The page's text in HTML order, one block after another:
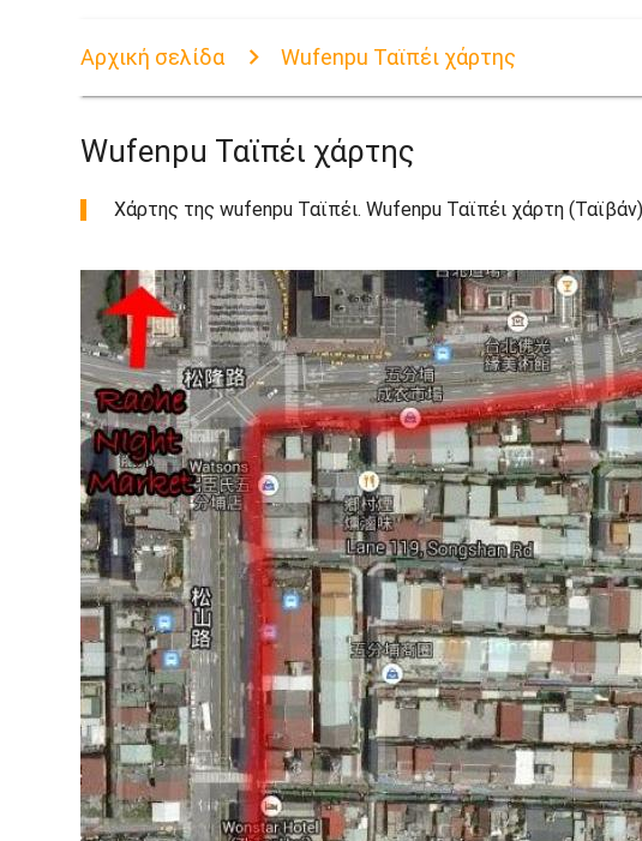
Αρχική σελίδα Wufenpu Ταϊπέι χάρτης
Wufenpu Ταϊπέι χάρτης
Χάρτης της wufenpu Ταϊπέι. Wufenpu Ταϊπέι χάρτη